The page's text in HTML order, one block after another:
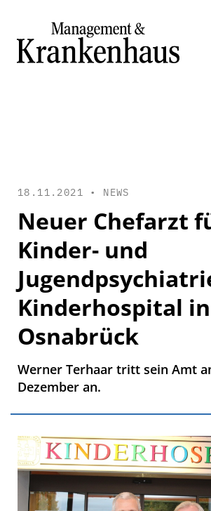
18.11.2021 • NEWS
Neuer Chefarzt
Kinder- und
Kinderhospital in
Osnabrück
Werner Terhaar tritt sein Amt
Dezember an.